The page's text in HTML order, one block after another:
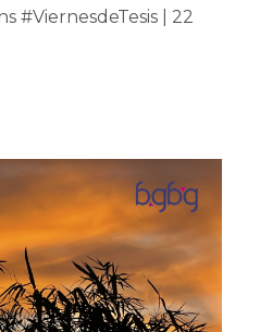
#ViernesdeTesis | 22